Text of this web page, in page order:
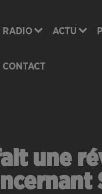
RADIO ACTU
CONTACT
une